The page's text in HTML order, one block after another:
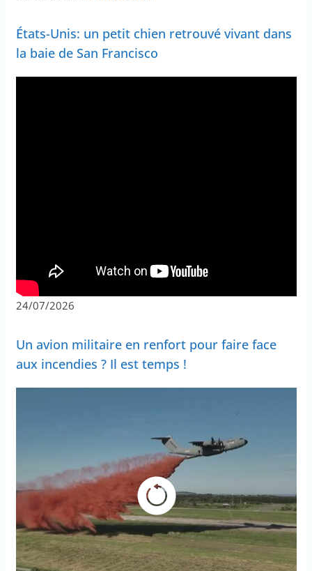
États-Unis: un petit chien retrouvé vivant dans
la baie de San Francisco
24/07/2026
Un avion militaire en renfort pour faire face
aux incendies ? Il est temps !